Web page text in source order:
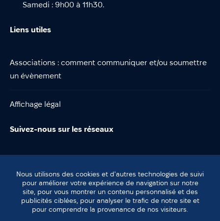
Samedi : 9h00 à 11h30.
Liens utiles
Associations : comment communiquer et/ou soumettre
un évènement
Affichage légal
Suivez-nous sur les réseaux
© Lentilly
Plan du site
Nous utilisons des cookies et d'autres technologies de suivi
pour améliorer votre expérience de navigation sur notre
site, pour vous montrer un contenu personnalisé et des
publicités ciblées, pour analyser le trafic de notre site et
pour comprendre la provenance de nos visiteurs.